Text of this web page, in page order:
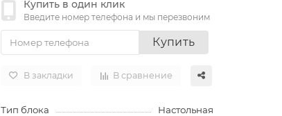
Купить в один клик
Введите номер телефона и мы перезвоним
Купить
В закладки В сравнение
Тип блока
Настольная